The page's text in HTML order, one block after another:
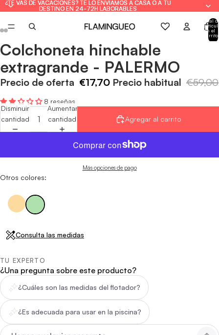
¿TE VAS DE VACACIONES? TE LO ENVIAMOS A CASA O A TU
DESTINO EN 24-72H LABORABLES
¿TE VAS DE VACACIONES? TE LO ENVIAMOS A CASA O A TU
DESTINO EN 24-72H LABORABLES
Total
en el
carrito:
Abrir
imagen
a
pantalla
Abrir
imagen
a
pantalla
Abrir
imagen
a
pantalla
Abrir
imagen
a
pantalla
Abrir
imagen
a
pantalla
Abrir
imagen
a
pantalla
Colchoneta hinchable
extragrande - PALERMO
Precio de oferta €17,70 Precio habitual €59,00
8 reseñas
Disminuir
cantidad
Aumentar
cantidad
Agregar al carrito
Más opciones de pago
Otros colores:
Consulta las medidas
TU EXPERTO
¿Una pregunta sobre este producto?
¿Cuáles son las medidas del flotador?
¿Es adecuada para usar en la piscina?